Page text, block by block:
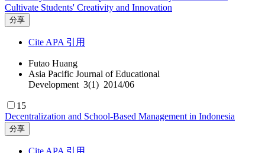
Cultivate Students' Creativity and Innovation
分享
Cite APA 引用
Futao Huang
Asia Pacific Journal of Educational
Development 3(1) 2014/06
15
Decentralization and School-Based Management in Indonesia
分享